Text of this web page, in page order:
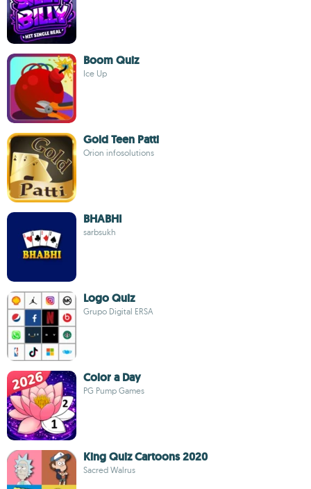
Boom Quiz
Ice Up
Gold Teen Patti
Orion infosolutions
BHABHI
sarbsukh
Logo Quiz
Grupo Digital ERSA
Color a Day
PG Pump Games
King Quiz Cartoons 2020
Sacred Walrus